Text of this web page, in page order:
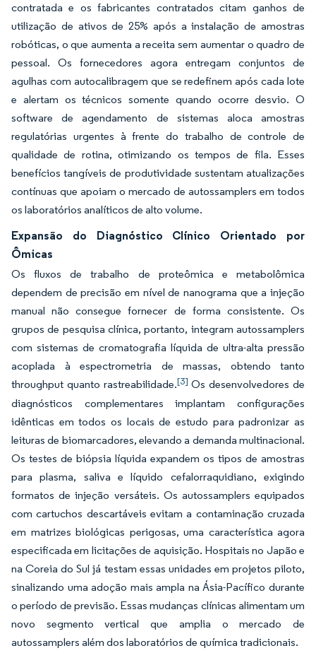
contratada e os fabricantes contratados citam ganhos de
utilização de ativos de 25% após a instalação de amostras
robóticas, o que aumenta a receita sem aumentar o quadro de
pessoal. Os fornecedores agora entregam conjuntos de
agulhas com autocalibragem que se redefinem após cada lote
e alertam os técnicos somente quando ocorre desvio. O
software de agendamento de sistemas aloca amostras
regulatórias urgentes à frente do trabalho de controle de
qualidade de rotina, otimizando os tempos de fila. Esses
benefícios tangíveis de produtividade sustentam atualizações
contínuas que apoiam o mercado de autossamplers em todos
os laboratórios analíticos de alto volume.
Expansão do Diagnóstico Clínico Orientado por
Ômicas
Os fluxos de trabalho de proteômica e metabolômica
dependem de precisão em nível de nanograma que a injeção
manual não consegue fornecer de forma consistente. Os
grupos de pesquisa clínica, portanto, integram autossamplers
com sistemas de cromatografia líquida de ultra-alta pressão
acoplada à espectrometria de massas, obtendo tanto
throughput quanto rastreabilidade.[3] Os desenvolvedores de
diagnósticos complementares implantam configurações
idênticas em todos os locais de estudo para padronizar as
leituras de biomarcadores, elevando a demanda multinacional.
Os testes de biópsia líquida expandem os tipos de amostras
para plasma, saliva e líquido cefalorraquidiano, exigindo
formatos de injeção versáteis. Os autossamplers equipados
com cartuchos descartáveis evitam a contaminação cruzada
em matrizes biológicas perigosas, uma característica agora
especificada em licitações de aquisição. Hospitais no Japão e
na Coreia do Sul já testam essas unidades em projetos piloto,
sinalizando uma adoção mais ampla na Ásia-Pacífico durante
o período de previsão. Essas mudanças clínicas alimentam um
novo segmento vertical que amplia o mercado de
autossamplers além dos laboratórios de química tradicionais.